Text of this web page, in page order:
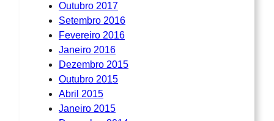
Outubro 2017
Setembro 2016
Fevereiro 2016
Janeiro 2016
Dezembro 2015
Outubro 2015
Abril 2015
Janeiro 2015